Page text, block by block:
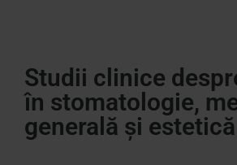
Studii clinice
în stomatologie,
generală și estetică